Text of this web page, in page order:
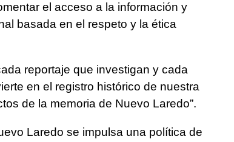
el acceso a la información y
basada en el respeto y la ética
reportaje que investigan y cada
en el registro histórico de nuestra
de la memoria de Nuevo Laredo”.
Laredo se impulsa una política de